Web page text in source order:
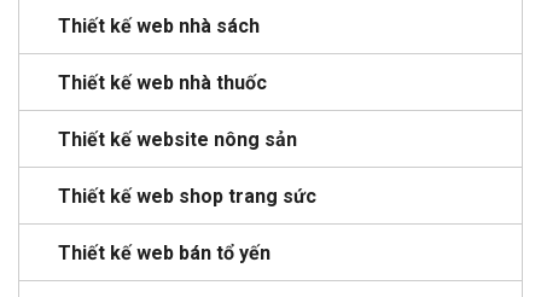
Thiết kế web nhà sách
Thiết kế web nhà thuốc
Thiết kế website nông sản
Thiết kế web shop trang sức
Thiết kế web bán tổ yến